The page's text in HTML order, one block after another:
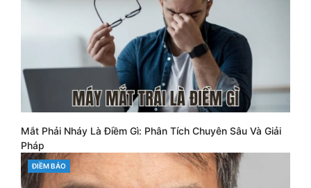
Mắt Phải Nháy Là Điềm Gì: Phân Tích Chuyên Sâu Và Giải
Pháp
CATEGORIES
ĐIỀM BÁO